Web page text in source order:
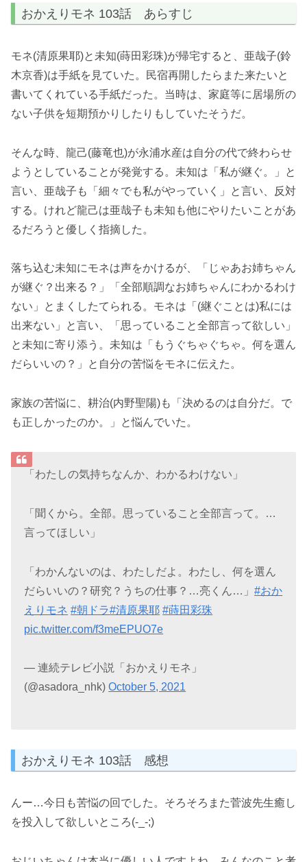
おかえりモネ 103話 あらすじ
モネ(清原果耶)と未知(蒔田彩珠)が帰宅すると、亜哉子(鈴
木京香)は手紙を見ていた。民宿再開したらまた来たいと
書いてくれている手紙だった。当時は、家庭等に居場所の
ない子供を短期預かりしたりもしていたそうだ。
そんな時、龍己(藤竜也)が永浦水産は自分の代で終わらせ
ようとしていることが発覚する。未知は「私が継ぐ。」と
言い、亜哉子も「細々でも私がやっていく」と言い、反対
する。けれど龍己は亜哉子も未知も他にやりたいことがあ
るだろうと優しく指摘した。
落ち込む未知にモネは声をかけるが、「じゃあお姉ちゃん
が継ぐ？出来る？」「全部順調なお姉ちゃんにわかるわけ
ない」とまくしたてられる。モネは「(継ぐことは)私には
出来ない」と言い、「思っていること全部言って欲しい」
と未知に寄り添う。未知は「もうぐちゃぐちゃ。何を選ん
だらいいの？」と自分の苦悩をモネに伝えた。
家族の苦悩に、耕治(内野聖陽)も「決めるのは自分だ。で
も正しかったのか。」と悩んでいた。
「わたしの気持ちなんか、わかるわけない」
「聞くから。全部。思っていること全部言って。…
言ってほしい」
「わかんないのは、わたしだよ。わたし、何を選ん
だらいいの？研究？うちの仕事？…亮くん…」#おか
えりモネ #朝ドラ#清原果耶 #蒔田彩珠
pic.twitter.com/f3meEPUO7e
— 連続テレビ小説「おかえりモネ」
(@asadora_nhk)October 5, 2021
おかえりモネ 103話 感想
んー…今日も苦悩の回でした。そろそろまた菅波先生癒し
を投入して欲しいところ(-_-;)